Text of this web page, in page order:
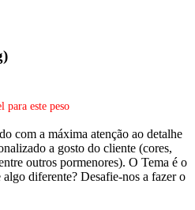
para este peso
com a máxima atenção ao detalhe
a gosto do cliente (cores,
outros pormenores). O Tema é o
diferente? Desafie-nos a fazer o